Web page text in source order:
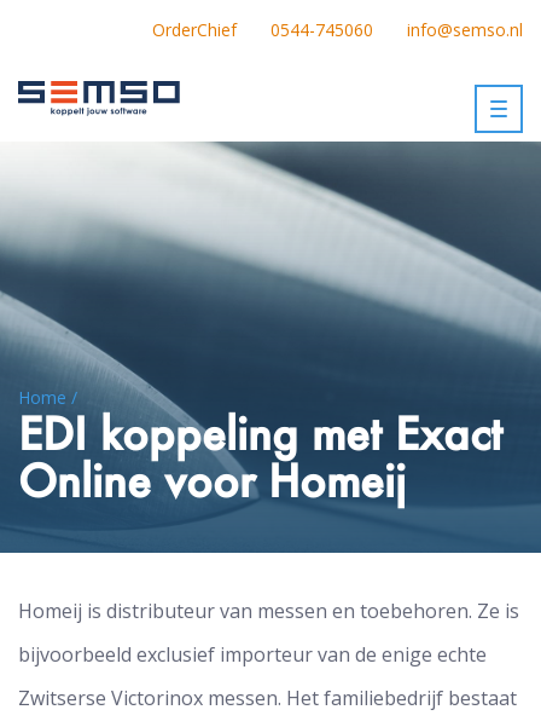
OrderChief 0544-745060 info@semso.nl
Home /
EDI koppeling met Exact
Online voor Homeij
Homeij is distributeur van messen en toebehoren. Ze is
bijvoorbeeld exclusief importeur van de enige echte
Zwitserse Victorinox messen. Het familiebedrijf bestaat